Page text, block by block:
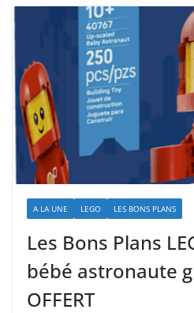
A LA UNE LEGO LES BONS PLANS
Les Bons Plans
bébé astronaute
OFFERT